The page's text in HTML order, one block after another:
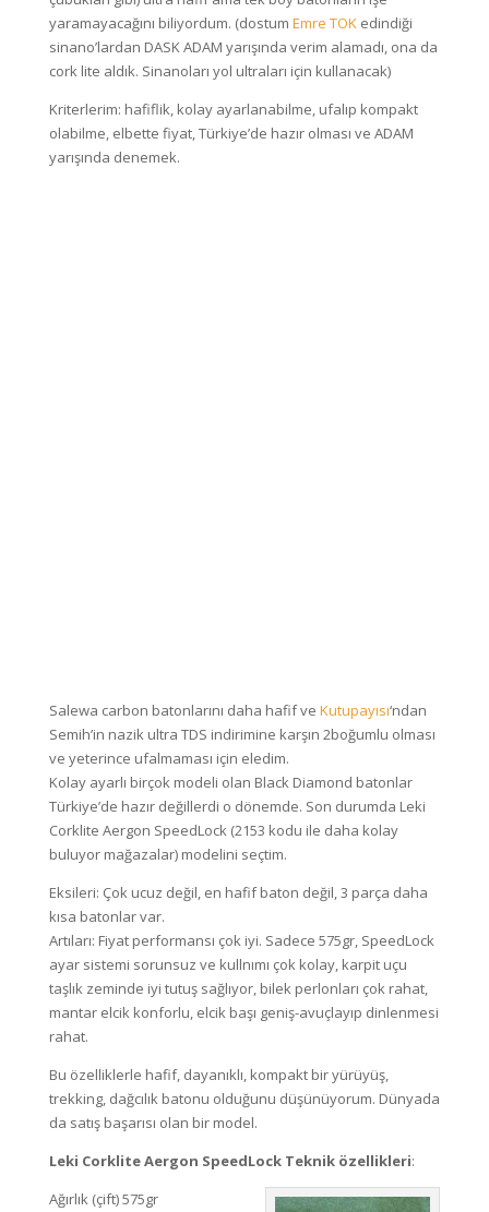
yaramayacağını biliyordum. (dostum Emre TOKedindiği
sinano’lardan DASK ADAM yarışında verim alamadı, ona da
cork lite aldık. Sinanoları yol ultraları için kullanacak)
Kriterlerim: hafiflik, kolay ayarlanabilme, ufalıp kompakt
olabilme, elbette fiyat, Türkiye’de hazır olması ve ADAM
yarışında denemek.
Salewa carbon batonlarını daha hafif ve Kutupayısı‘ndan
Semih’in nazik ultra TDS indirimine karşın 2boğumlu olması
ve yeterince ufalmaması için eledim.
Kolay ayarlı birçok modeli olan Black Diamond batonlar
Türkiye’de hazır değillerdi o dönemde. Son durumda Leki
Corklite Aergon SpeedLock (2153 kodu ile daha kolay
buluyor mağazalar) modelini seçtim.
Eksileri: Çok ucuz değil, en hafif baton değil, 3 parça daha
kısa batonlar var.
Artıları: Fiyat performansı çok iyi. Sadece 575gr, SpeedLock
ayar sistemi sorunsuz ve kullnımı çok kolay, karpit uçu
taşlık zeminde iyi tutuş sağlıyor, bilek perlonları çok rahat,
mantar elcik konforlu, elcik başı geniş-avuçlayıp dinlenmesi
rahat.
Bu özelliklerle hafif, dayanıklı, kompakt bir yürüyüş,
trekking, dağcılık batonu olduğunu düşünüyorum. Dünyada
da satış başarısı olan bir model.
Leki Corklite Aergon SpeedLock Teknik özellikleri:
Ağırlık (çift) 575gr